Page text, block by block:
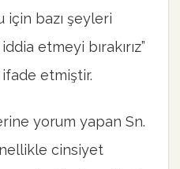
için bazı şeyleri
etmeyi bırakırız”
etmiştir.
yorum yapan Sn.
cinsiyet